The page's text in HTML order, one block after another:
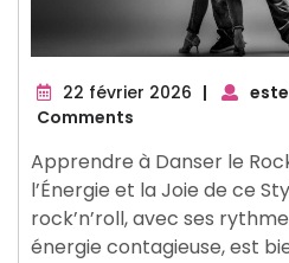
22 février 2026 22
|
Comments
Apprendre à Danser le
l’Énergie et la Joie de ce
rock’n’roll, avec ses
énergie contagieuse, est